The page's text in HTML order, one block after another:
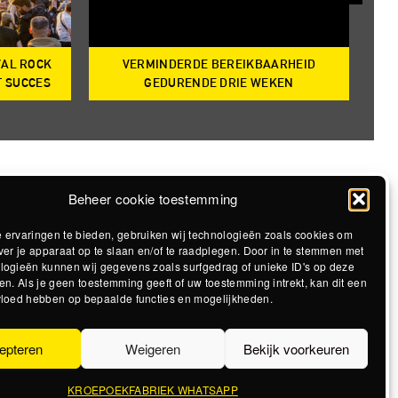
Beheer cookie toestemming
ervaringen te bieden, gebruiken wij technologieën zoals cookies om
je apparaat op te slaan en/of te raadplegen. Door in te stemmen met
kunnen wij gegevens zoals surfgedrag of unieke ID's op deze
Als je geen toestemming geeft of uw toestemming intrekt, kan dit een
hebben op bepaalde functies en mogelijkheden.
Weigeren Bekijk voorkeuren
KROEPOEKFABRIEK WHATSAPP
ROCK
SUCCES
VERMINDERDE BEREIKBAARHEID
GEDURENDE DRIE WEKEN